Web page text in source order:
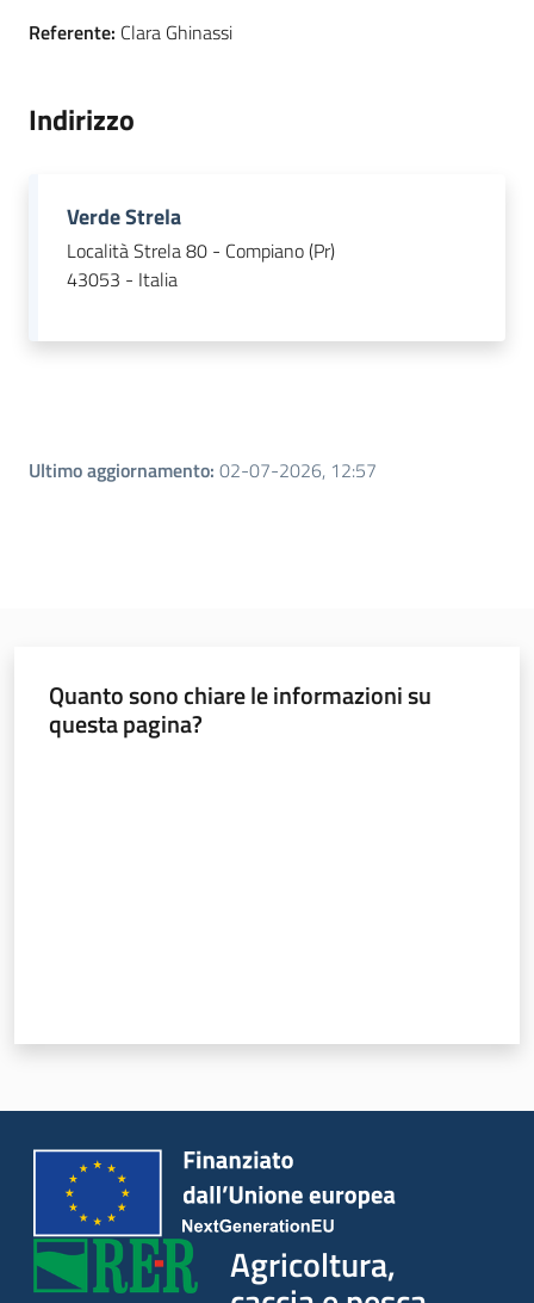
Referente: Clara Ghinassi
Indirizzo
Verde Strela
Località Strela 80 - Compiano (Pr)
43053 - Italia
Ultimo aggiornamento: 02-07-2026, 12:57
Quanto sono chiare le informazioni su
questa pagina?
Agricoltura,